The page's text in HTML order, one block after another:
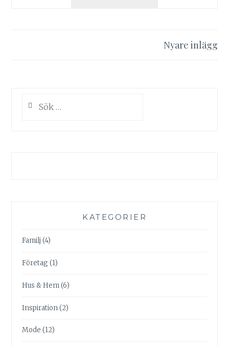
FRANSFÖRLÄNGNING
Nyare inlägg
efter:
KATEGORIER
Familj (4)
Företag (1)
Hus & Hem(6)
Inspiration(2)
Mode (12)